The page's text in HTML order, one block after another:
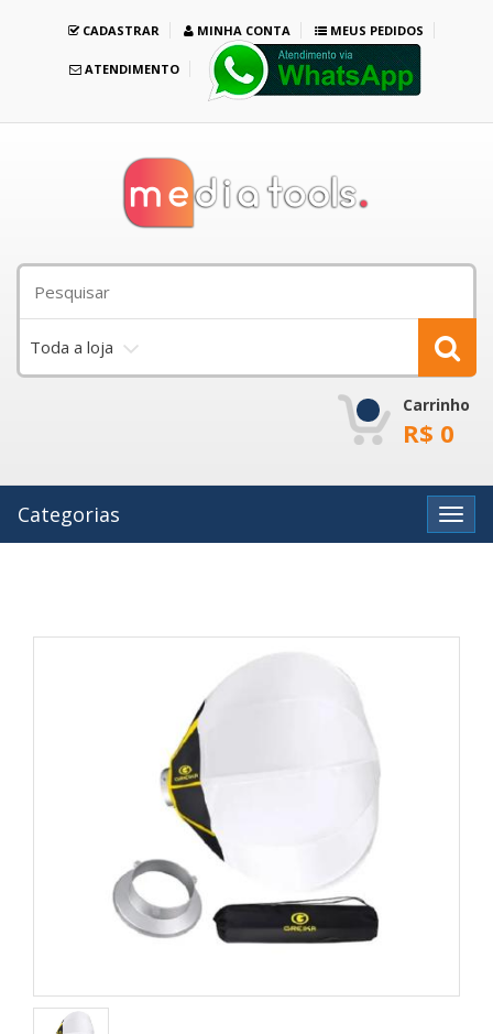
CADASTRAR MINHA CONTA MEUS PEDIDOS
ATENDIMENTO
Toda a loja
Carrinho
R$ 0
Categorias Ver